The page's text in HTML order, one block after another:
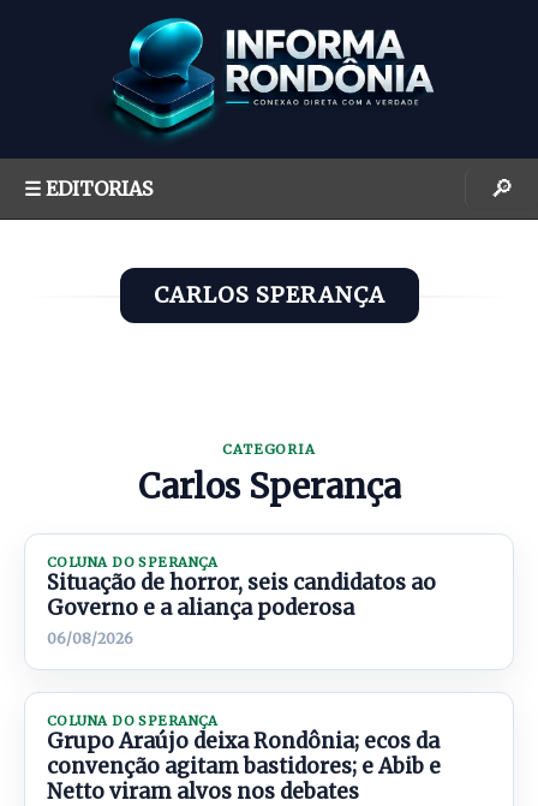
☰ EDITORIAS 🔎
CARLOS SPERANÇA
CATEGORIA
Carlos Sperança
COLUNA DO SPERANÇA
Situação de horror, seis candidatos ao
Governo e a aliança poderosa
06/08/2026
COLUNA DO SPERANÇA
Grupo Araújo deixa Rondônia; ecos da
convenção agitam bastidores; e Abib e
Netto viram alvos nos debates